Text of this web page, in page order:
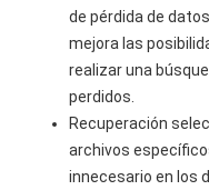
de pérdida de
mejora las
realizar una
perdidos.
Recuperación
archivos
innecesario en los